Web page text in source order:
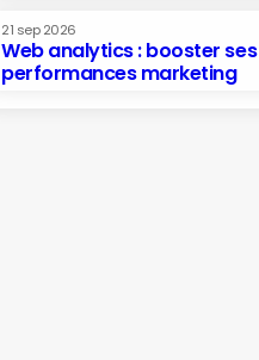
21 sep 2026
Web analytics : booster ses
performances marketing